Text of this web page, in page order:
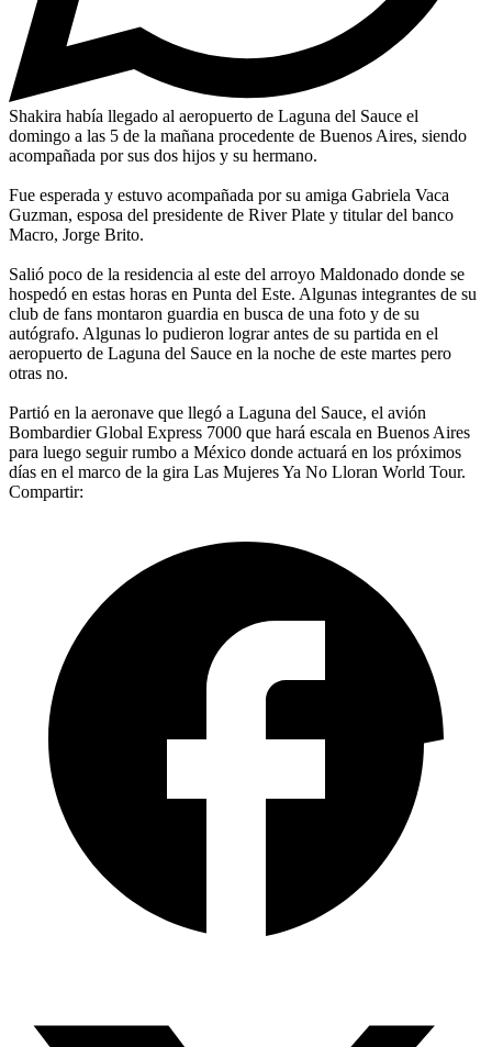
Shakira había llegado al aeropuerto de Laguna del Sauce el
domingo a las 5 de la mañana procedente de Buenos Aires, siendo
acompañada por sus dos hijos y su hermano.
Fue esperada y estuvo acompañada por su amiga Gabriela Vaca
Guzman, esposa del presidente de River Plate y titular del banco
Macro, Jorge Brito.
Salió poco de la residencia al este del arroyo Maldonado donde se
hospedó en estas horas en Punta del Este. Algunas integrantes de su
club de fans montaron guardia en busca de una foto y de su
autógrafo. Algunas lo pudieron lograr antes de su partida en el
aeropuerto de Laguna del Sauce en la noche de este martes pero
otras no.
Partió en la aeronave que llegó a Laguna del Sauce, el avión
Bombardier Global Express 7000 que hará escala en Buenos Aires
para luego seguir rumbo a México donde actuará en los próximos
días en el marco de la gira Las Mujeres Ya No Lloran World Tour.
Compartir: